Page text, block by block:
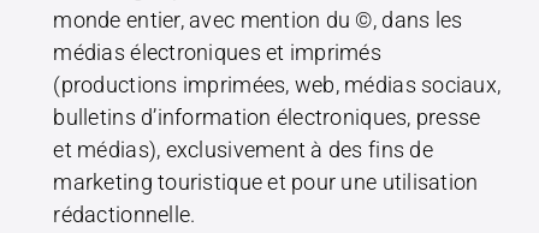
réservation de places assises ou
Park+Rail. Vous augmentez ainsi le
confort et l’attrait du voyage en
transports publics pour vos hôtes et
renforcez l’accessibilité durable de votre
région.
monde entier, avec mention du ©, dans les
médias électroniques et imprimés
(productions imprimées, web, médias sociaux,
bulletins d’information électroniques, presse
et médias), exclusivement à des fins de
marketing touristique et pour une utilisation
rédactionnelle.